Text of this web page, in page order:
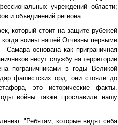
учреждений области;
и объединений региона.
который стоит на защите рубежей
когда воины нашей Отчизны первыми
основана как приграничная
несут службу на территории
пограничниками в годы Великой
фашистских орд, они стояли до
это исторические факты.
войны также прославили нашу
"Ребятам, которые видят себя